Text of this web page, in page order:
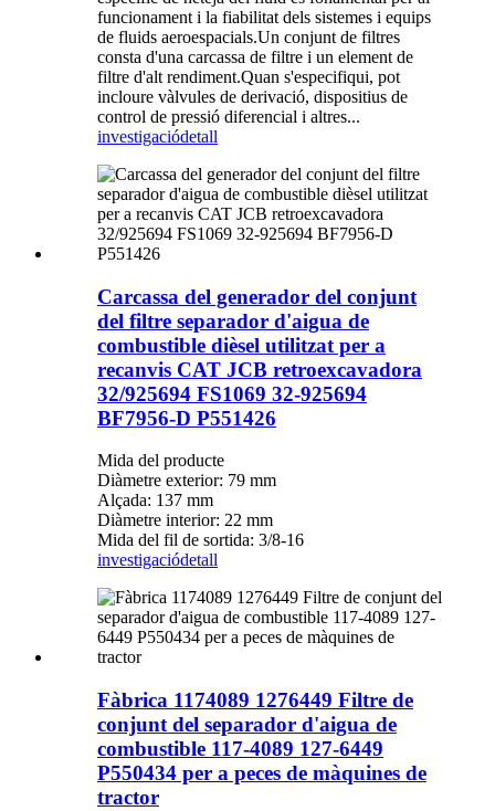
funcionament i la fiabilitat dels sistemes i equips
de fluids aeroespacials.Un conjunt de filtres
consta d'una carcassa de filtre i un element de
filtre d'alt rendiment.Quan s'especifiqui, pot
incloure vàlvules de derivació, dispositius de
control de pressió diferencial i altres...
investigaciódetall
Carcassa del generador del conjunt
del filtre separador d'aigua de
combustible dièsel utilitzat per a
recanvis CAT JCB retroexcavadora
32/925694 FS1069 32-925694
BF7956-D P551426
Mida del producte
Diàmetre exterior: 79 mm
Alçada: 137 mm
Diàmetre interior: 22 mm
Mida del fil de sortida: 3/8-16
investigaciódetall
Fàbrica 1174089 1276449 Filtre de
conjunt del separador d'aigua de
combustible 117-4089 127-6449
P550434 per a peces de màquines de
tractor